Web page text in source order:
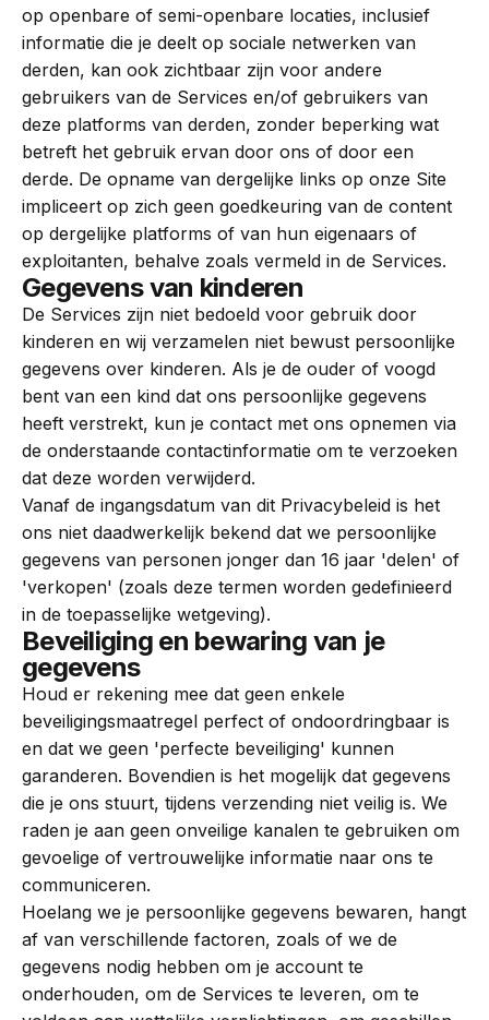
op openbare of semi-openbare locaties, inclusief
informatie die je deelt op sociale netwerken van
derden, kan ook zichtbaar zijn voor andere
gebruikers van de Services en/of gebruikers van
deze platforms van derden, zonder beperking wat
betreft het gebruik ervan door ons of door een
derde. De opname van dergelijke links op onze Site
impliceert op zich geen goedkeuring van de content
op dergelijke platforms of van hun eigenaars of
exploitanten, behalve zoals vermeld in de Services.
Gegevens van kinderen
De Services zijn niet bedoeld voor gebruik door
kinderen en wij verzamelen niet bewust persoonlijke
gegevens over kinderen. Als je de ouder of voogd
bent van een kind dat ons persoonlijke gegevens
heeft verstrekt, kun je contact met ons opnemen via
de onderstaande contactinformatie om te verzoeken
dat deze worden verwijderd.
Vanaf de ingangsdatum van dit Privacybeleid is het
ons niet daadwerkelijk bekend dat we persoonlijke
gegevens van personen jonger dan 16 jaar 'delen' of
'verkopen' (zoals deze termen worden gedefinieerd
in de toepasselijke wetgeving).
Beveiliging en bewaring van je
gegevens
Houd er rekening mee dat geen enkele
beveiligingsmaatregel perfect of ondoordringbaar is
en dat we geen 'perfecte beveiliging' kunnen
garanderen. Bovendien is het mogelijk dat gegevens
die je ons stuurt, tijdens verzending niet veilig is. We
raden je aan geen onveilige kanalen te gebruiken om
gevoelige of vertrouwelijke informatie naar ons te
communiceren.
Hoelang we je persoonlijke gegevens bewaren, hangt
af van verschillende factoren, zoals of we de
gegevens nodig hebben om je account te
onderhouden, om de Services te leveren, om te